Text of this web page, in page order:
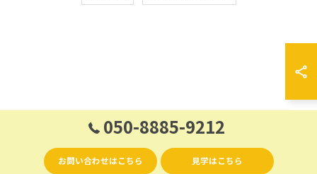
050-8885-9212
お問い合わせはこちら 見学はこちら